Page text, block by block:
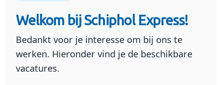
Welkom bij Schiphol Express!
Bedankt voor je interesse om bij ons te
werken. Hieronder vind je de beschikbare
vacatures.